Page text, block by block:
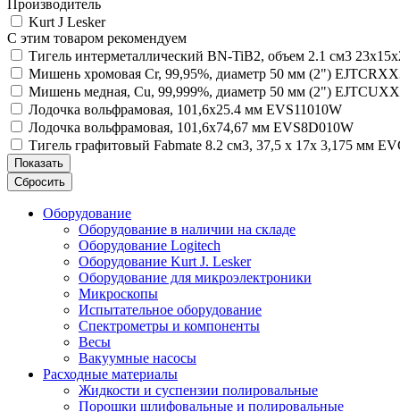
Производитель
Kurt J Lesker
С этим товаром рекомендуем
Тигель интерметаллический BN-TiB2, объем 2.1 см3
Мишень хромовая Cr, 99,95%, диаметр 50 мм (2")
Мишень медная, Cu, 99,999%, диаметр 50 мм (2")
Лодочка вольфрамовая, 101,6х25.4 мм EVS11010W
Лодочка вольфрамовая, 101,6х74,67 мм EVS8D010W
Тигель графитовый Fabmate 8.2 см3, 37,5 х 17х 3,175 мм
Показать
Сбросить
Оборудование
Оборудование в наличии на складе
Оборудование Logitech
Оборудование Kurt J. Lesker
Оборудование для микроэлектроники
Микроскопы
Испытательное оборудование
Спектрометры и компоненты
Весы
Вакуумные насосы
Расходные материалы
Жидкости и суспензии полировальные
Порошки шлифовальные и полировальные